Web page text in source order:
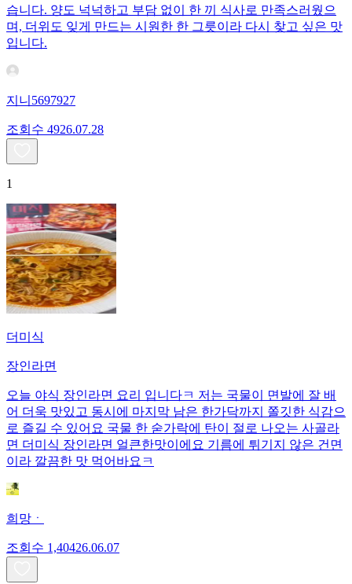
습니다. 양도 넉넉하고 부담 없이 한 끼 식사로 만족스러웠으
며, 더위도 잊게 만드는 시원한 한 그릇이라 다시 찾고 싶은 맛
입니다.
지니5697927
조회수 4926.07.28
1
더미식
장인라면
오늘 야식 장인라면 요리 입니다ㅋ 저는 국물이 면발에 잘 배
어 더욱 맛있고 동시에 마지막 남은 한가닥까지 쫄깃한 식감으
로 즐길 수 있어요 국물 한 숟가락에 탄이 절로 나오는 사골라
면 더미식 장인라면 얼큰한맛이에요 기름에 튀기지 않은 건면
이라 깔끔한 맛 먹어바요ㅋ
희망ㆍ
조회수 1,40426.06.07